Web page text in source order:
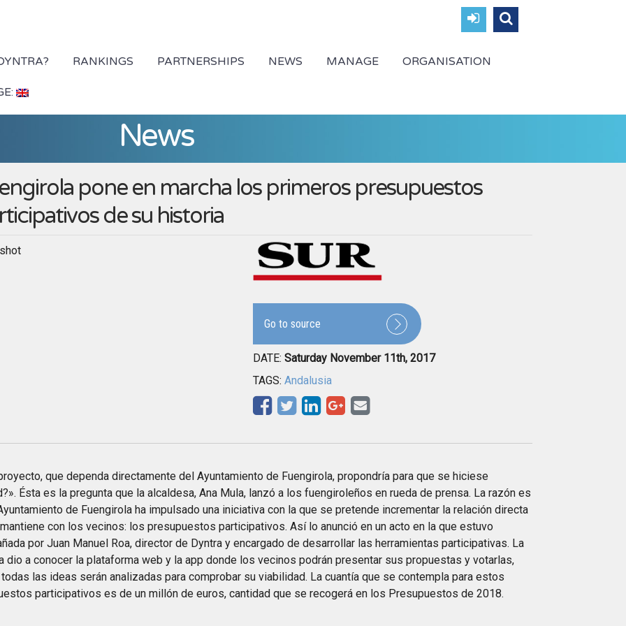
RANKINGS PARTNERSHIPS NEWS MANAGE ORGANISATION
News
pone en marcha los primeros presupuestos
de su historia
Go to source
DATE:Saturday November 11th, 2017
TAGS:Andalusia
que dependa directamente del Ayuntamiento de Fuengirola, propondría para que se hiciese
Ésta es la pregunta que la alcaldesa, Ana Mula, lanzó a los fuengiroleños en rueda de prensa. La razón es
de Fuengirola ha impulsado una iniciativa con la que se pretende incrementar la relación directa
con los vecinos: los presupuestos participativos. Así lo anunció en un acto en la que estuvo
por Juan Manuel Roa, director de Dyntra y encargado de desarrollar las herramientas participativas. La
dio a conocer la plataforma web y la app donde los vecinos podrán presentar sus propuestas y votarlas,
las ideas serán analizadas para comprobar su viabilidad. La cuantía que se contempla para estos
participativos es de un millón de euros, cantidad que se recogerá en los Presupuestos de 2018.